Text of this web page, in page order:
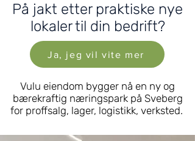
På jakt etter praktiske nye
lokaler til din bedrift?
Ja, jeg vil vite mer
Vulu eiendom bygger nå en ny og
bærekraftig næringspark på Sveberg
for proffsalg, lager, logistikk, verksted.